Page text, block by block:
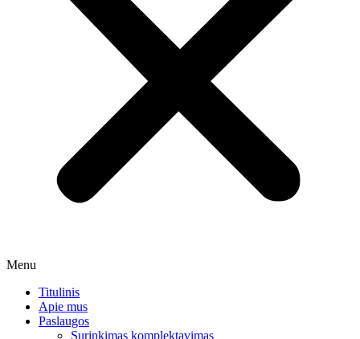
Menu
Titulinis
Apie mus
Paslaugos
Surinkimas komplektavimas